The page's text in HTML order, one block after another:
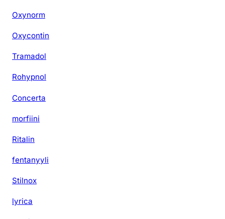
Oxynorm
Oxycontin
Tramadol
Rohypnol
Concerta
morfiini
Ritalin
fentanyyli
Stilnox
lyrica